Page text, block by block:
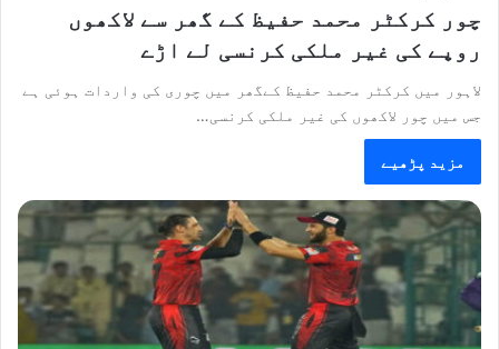
چور کرکٹر محمد حفیظ کے گھر سے لاکھوں
روپے کی غیر ملکی کرنسی لے اڑے
لاہور میں کرکٹر محمد حفیظ کےگھر میں چوری کی واردات ہوئی ہے
جس میں چور لاکھوں کی غیر ملکی کرنسی…
مزید پڑھیے